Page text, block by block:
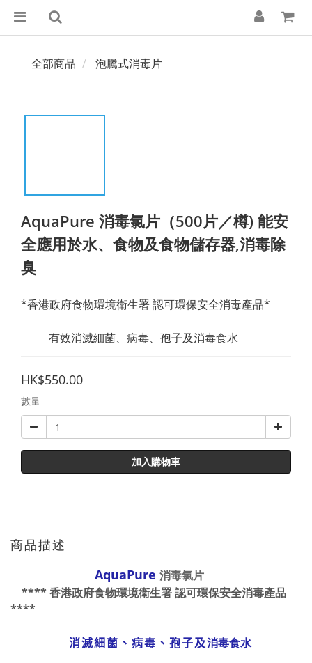
全部商品 泡騰式消毒片
AquaPure 消毒氯片（500片／樽) 能安
全應用於水、食物及食物儲存器,消毒除
臭
*香港政府食物環境衛生署 認可環保安全消毒產品*
          有效消滅細菌、病毒、孢子及消毒食水
HK$550.00
數量
加入購物車
商品描述
AquaPure 消毒氯片
**** 香港政府食物環境衛生署 認可環保安全消毒產品
****
消滅細菌、病毒、孢子及消毒食水